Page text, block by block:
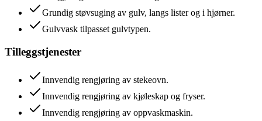
Grundig støvsuging av gulv, langs lister og i hjørner.
Gulvvask tilpasset gulvtypen.
Tilleggstjenester
Innvendig rengjøring av stekeovn.
Innvendig rengjøring av kjøleskap og fryser.
Innvendig rengjøring av oppvaskmaskin.